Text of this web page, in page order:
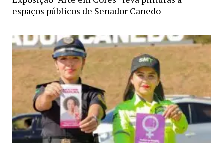
espaços públicos de Senador Canedo